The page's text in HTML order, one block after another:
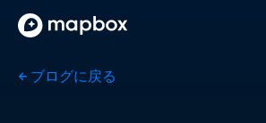
← ブログに戻る